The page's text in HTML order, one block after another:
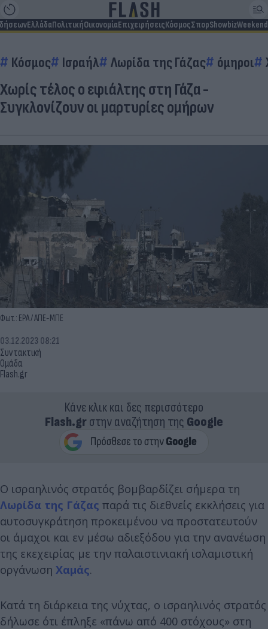
ΕλλάδαΠολιτικήΟικονομίαΕπιχειρήσειςΚόσμοςΣπορShowbizWeekend
Κόσμος Ισραήλ Λωρίδα της Γάζας όμηροι
Χωρίς τέλος ο εφιάλτης στη Γάζα -
Συγκλονίζουν οι μαρτυρίες ομήρων
Φωτ.: ΕΡΑ / ΑΠΕ-ΜΠΕ
Συντακτική
Ομάδα
Flash.gr
03.12.2023 08:21
Κάνε κλικ και δες περισσότερο
Flash.grστην αναζήτηση της Google
Ο ισραηλινός στρατός βομβαρδίζει σήμερα τη
Λωρίδα της Γάζας παρά τις διεθνείς εκκλήσεις για
αυτοσυγκράτηση προκειμένου να προστατευτούν
οι άμαχοι και εν μέσω αδιεξόδου για την ανανέωση
της εκεχειρίας με την παλαιστινιακή ισλαμιστική
οργάνωση Χαμάς.
Κατά τη διάρκεια της νύχτας, ο ισραηλινός στρατός
δήλωσε ότι έπληξε «πάνω από 400 στόχους» στη